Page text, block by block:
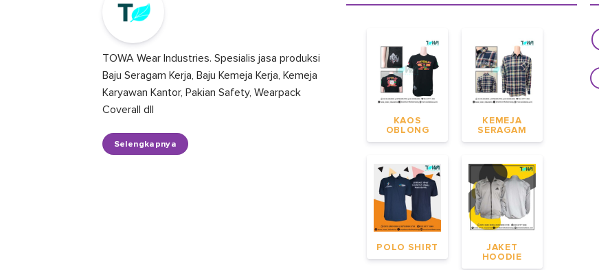
TOWA Wear Industries. Spesialis jasa produksi
Baju Seragam Kerja, Baju Kemeja Kerja, Kemeja
Karyawan Kantor, Pakian Safety, Wearpack
Coverall dll
Selengkapnya
KAOS
OBLONG
KEMEJA
SERAGAM
POLO SHIRT
JAKET
HOODIE